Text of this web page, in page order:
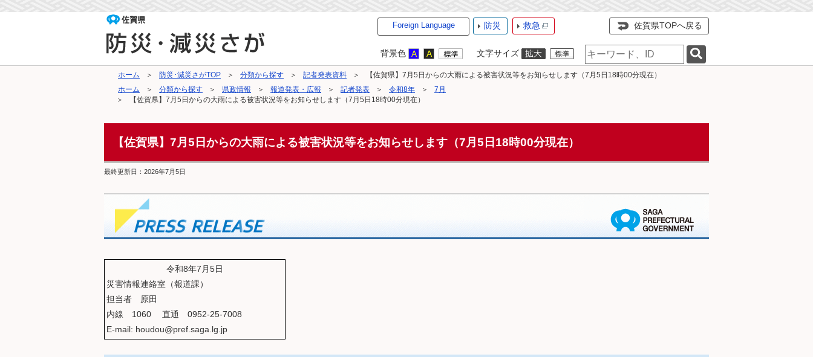
Foreign Language 防災 救急 佐賀県TOPへ戻る
背景色 文字サイズ
検
索
キ
ホーム 防災･減災さがTOP 分類から探す 記者発表資料
【佐賀県】7月5日からの大雨による被害状況等をお知らせします（7月5日18時00分現在）
ホーム
分類から探す 県政情報 報道発表・広報 記者発表 令和8年
7月
【佐賀県】7月5日からの大雨による被害状況等をお知らせします（7月5日18時00分現在）
【佐賀県】7月5日からの大雨による被害状況等をお知らせします（7月5日18時00分現在）
最終更新日： 2026年7月5日
令和8年7月5日
災害情報連絡室（報道課）
担当者 原田
内線 1060 直通 0952-25-7008
E-mail: houdou@pref.saga.lg.jp